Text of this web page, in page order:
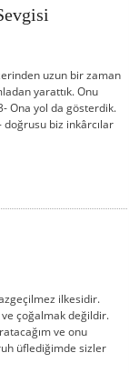
uzun bir zaman
yarattık. Onu
Ona yol da gösterdik.
biz inkârcılar
ilkesidir.
çoğalmak değildir.
ve onu
üflediğimde sizler